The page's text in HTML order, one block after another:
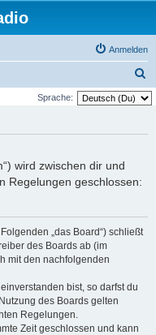
Anmelden
u
Sprache:
wird zwischen dir und
Regelungen geschlossen:
„das Board“) schließt
des Boards ab (im
mit den nachfolgenden
bist, so darfst du
des Boards gelten
Regelungen.
Zeit geschlossen und kann